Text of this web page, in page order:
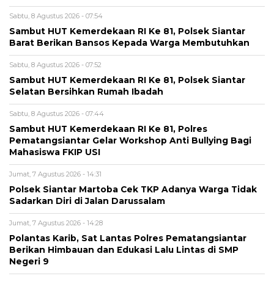
Sabtu, 8 Agustus 2026 - 07:54
Sambut HUT Kemerdekaan RI Ke 81, Polsek Siantar
Barat Berikan Bansos Kepada Warga Membutuhkan
Sabtu, 8 Agustus 2026 - 07:52
Sambut HUT Kemerdekaan RI Ke 81, Polsek Siantar
Selatan Bersihkan Rumah Ibadah
Sabtu, 8 Agustus 2026 - 07:44
Sambut HUT Kemerdekaan RI Ke 81, Polres
Pematangsiantar Gelar Workshop Anti Bullying Bagi
Mahasiswa FKIP USI
Jumat, 7 Agustus 2026 - 14:31
Polsek Siantar Martoba Cek TKP Adanya Warga Tidak
Sadarkan Diri di Jalan Darussalam
Jumat, 7 Agustus 2026 - 14:28
Polantas Karib, Sat Lantas Polres Pematangsiantar
Berikan Himbauan dan Edukasi Lalu Lintas di SMP
Negeri 9